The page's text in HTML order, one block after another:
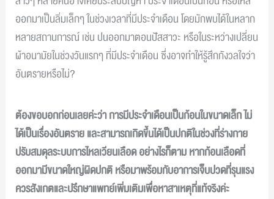
ออกมาเป็นลิ่มเล็กๆ ในช่วงเวลาที่มีประจำเดือน โดยมักพบได้ในหลาก
หลายสถานการณ์ เช่น ปนออกมาตอนปัสสาวะ หรือในระหว่างเปลี่ยน
ผ้าอนามัยในช่วงวันแรกๆ ที่มีประจำเดือน ซึ่งอาจทำให้รู้สึกกังวลใจว่า
อันตรายหรือไม่?
ต้องขอบอกก่อนเลยค่ะว่า การมีประจำเดือนเป็นก้อนในขนาดเล็ก ไม่
ได้เป็นเรื่องอันตราย และสามารถเกิดขึ้นได้เป็นปกติในช่วงที่ร่างกาย
ปรับสมดุลระบบการไหลเวียนเลือด อย่างไรก็ตาม หากก้อนเลือดที่
ออกมามีขนาดใหญ่ผิดปกติ หรือมาพร้อมกับอาการเจ็บปวดที่รุนแรง
ควรสังเกตและปรึกษาแพทย์เพิ่มเติมเพื่อหาสาเหตุที่แท้จริงค่ะ